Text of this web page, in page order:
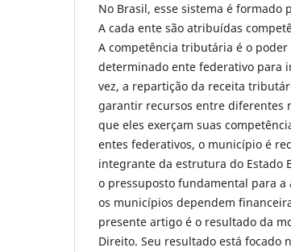
No Brasil, esse sistema é formado
A cada ente são atribuídas
A competência tributária é o
determinado ente federativo para
vez, a repartição da receita
garantir recursos entre diferentes
que eles exerçam suas
entes federativos, o município é
integrante da estrutura do Estado
o pressuposto fundamental para
os municípios dependem
presente artigo é o resultado da
Direito. Seu resultado está focado